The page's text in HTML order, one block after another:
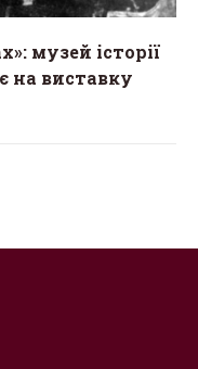
музей історії
на виставку